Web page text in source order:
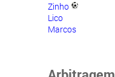
Zinho
Lico
Marcos